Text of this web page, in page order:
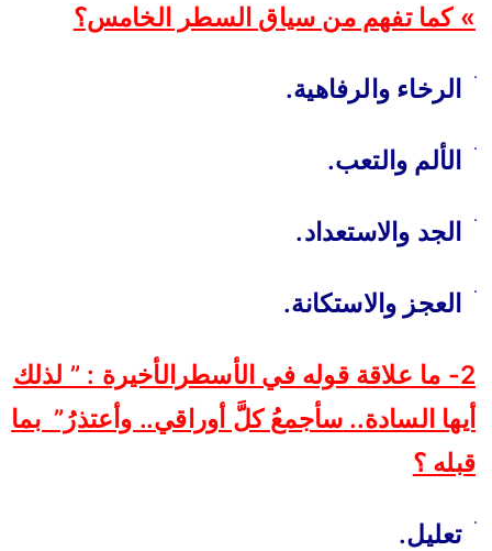
» كما تفهم من سياق السطر الخامس؟
ׄ الرخاء والرفاهية.
ׄ الألم والتعب.
ׄ الجد والاستعداد.
ׄ العجز والاستكانة.
2- ما علاقة قوله في الأسطرالأخيرة : ” لذلك
أيها السادة.. سأجمعُ كلَّ أوراقي.. وأعتذرُ” بما
قبله ؟
ׄ تعليل.